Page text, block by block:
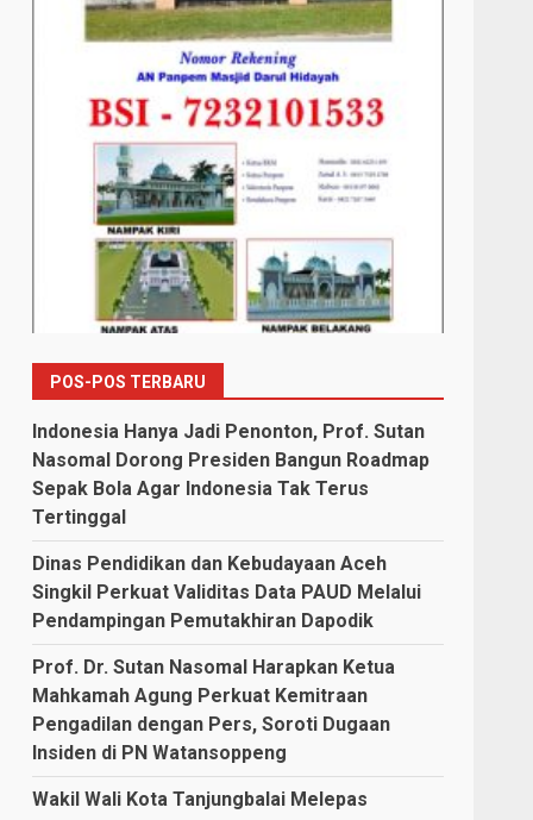
POS-POS TERBARU
Indonesia Hanya Jadi Penonton, Prof. Sutan
Nasomal Dorong Presiden Bangun Roadmap
Sepak Bola Agar Indonesia Tak Terus
Tertinggal
Dinas Pendidikan dan Kebudayaan Aceh
Singkil Perkuat Validitas Data PAUD Melalui
Pendampingan Pemutakhiran Dapodik
Prof. Dr. Sutan Nasomal Harapkan Ketua
Mahkamah Agung Perkuat Kemitraan
Pengadilan dengan Pers, Soroti Dugaan
Insiden di PN Watansoppeng
Wakil Wali Kota Tanjungbalai Melepas